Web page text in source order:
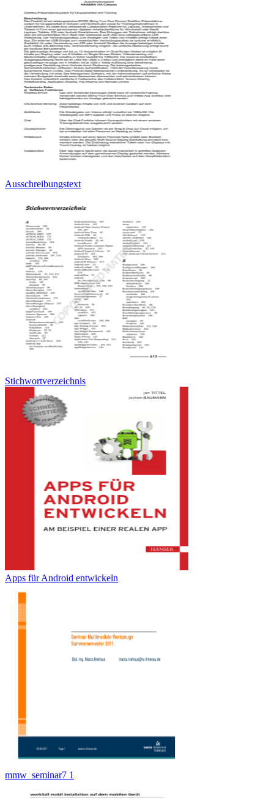
Ausschreibungstext
Stichwortverzeichnis
Apps für Android entwickeln
mmw_seminar7 1